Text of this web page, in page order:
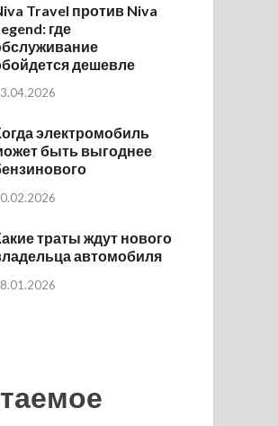
Travel против Niva
где
дешевле
электромобиль
быть выгоднее
траты ждут нового
автомобиля